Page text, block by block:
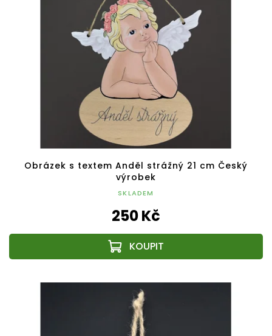
Obrázek s textem Anděl strážný 21 cm Český
výrobek
SKLADEM
250 Kč